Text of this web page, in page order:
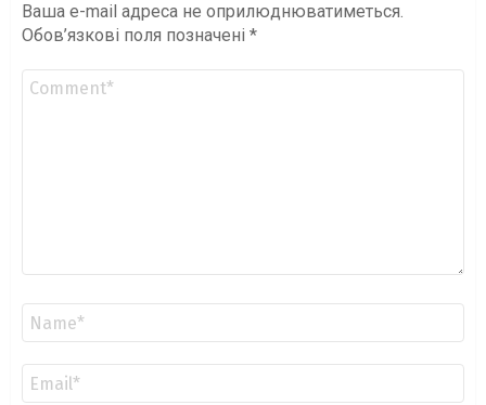
Ваша e-mail адреса не оприлюднюватиметься.
Обов’язкові поля позначені *
Коментар